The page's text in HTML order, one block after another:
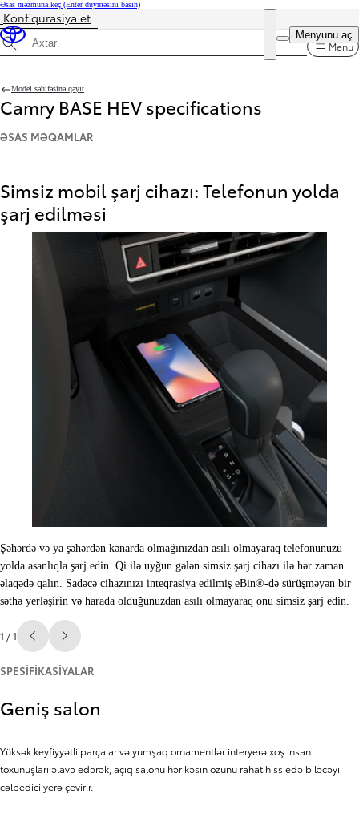
Əsas məzmuna keç (Enter düyməsini basın)
DEALER NAME
Menyunu aç
Qiymət yenilənib Konfiqurasiyanızın qiyməti 54.300 ₼
Konfiqurasiya et
Xüsusiyyətlərini axtarın Menu
Model səhifəsinə qayıt
Camry BASE HEV specifications
ƏSAS MƏQAMLAR
Simsiz mobil şarj cihazı: Telefonun yolda
şarj edilməsi
Şəhərdə və ya şəhərdən kənarda olmağınızdan asılı olmayaraq telefonunuzu
yolda asanlıqla şarj edin. Qi ilə uyğun gələn simsiz şarj cihazı ilə hər zaman
əlaqədə qalın. Sadəcə cihazınızı inteqrasiya edilmiş eBin®-də sürüşməyən bir
səthə yerləşirin və harada olduğunuzdan asılı olmayaraq onu simsiz şarj edin.
1 / 1 ƏvvəlkiSonrakı
SPESIFIKASIYALAR
Geniş salon
Yüksək keyfiyyətli parçalar və yumşaq ornamentlər interyerə xoş insan
toxunuşları əlavə edərək, açıq salonu hər kəsin özünü rahat hiss edə biləcəyi
cəlbedici yerə çevirir.